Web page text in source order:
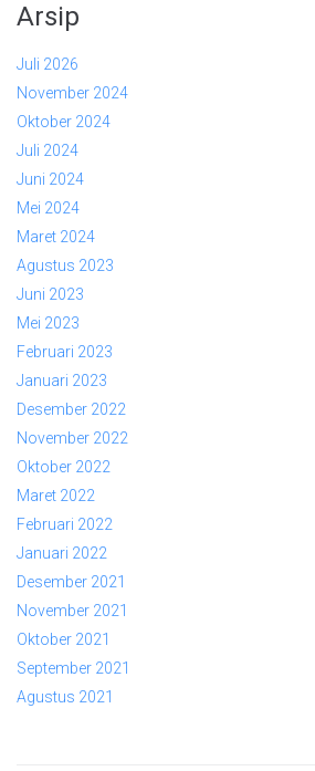
Arsip
Juli 2026
November 2024
Oktober 2024
Juli 2024
Juni 2024
Mei 2024
Maret 2024
Agustus 2023
Juni 2023
Mei 2023
Februari 2023
Januari 2023
Desember 2022
November 2022
Oktober 2022
Maret 2022
Februari 2022
Januari 2022
Desember 2021
November 2021
Oktober 2021
September 2021
Agustus 2021